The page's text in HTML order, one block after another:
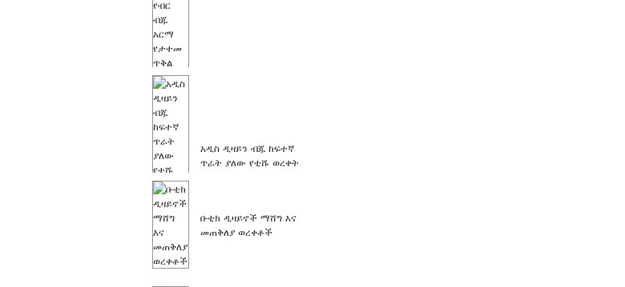
አዲስ ዲዛይን ብጁ ከፍተኛ
ጥራት ያለው የቲሹ ወረቀት
ቡቲክ ዲዛይኖች ማሸግ እና
መጠቅለያ ወረቀቶች